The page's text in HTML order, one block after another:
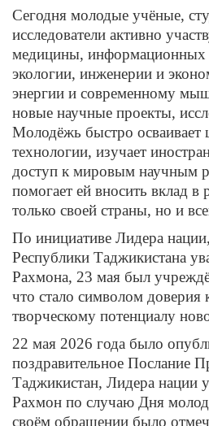
Сегодня молодые учёные,
исследователи активно
медицины, информационных
экологии, инженерии и
энергии и современному
новые научные проекты,
Молодёжь быстро осваивает
технологии, изучает
доступ к мировым научным
помогает ей вносить вклад в
только своей страны, но и
По инициативе Лидера
Республики Таджикистана
Рахмона, 23 мая был
что стало символом доверия
творческому потенциалу
22 мая 2026 года было
поздравительное Послание
Таджикистан, Лидера нации
Рахмон по случаю Дня
своём обращении было